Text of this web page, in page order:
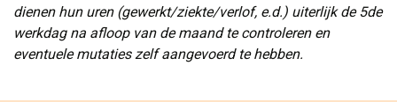
dienen hun uren (gewerkt/ziekte/verlof, e.d.) uiterlijk de 5de
werkdag na afloop van de maand te controleren en
eventuele mutaties zelf aangevoerd te hebben.